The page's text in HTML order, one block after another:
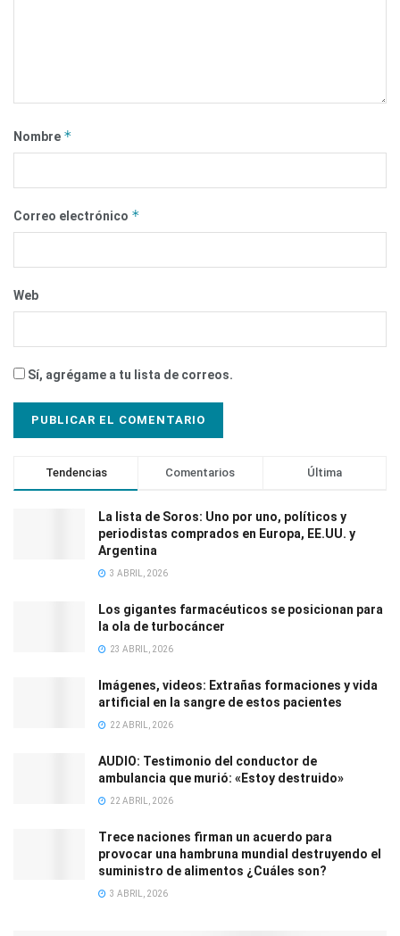
Nombre *
Correo electrónico *
Web
Sí, agrégame a tu lista de correos.
Tendencias Comentarios Última
La lista de Soros: Uno por uno, políticos y
periodistas comprados en Europa, EE.UU. y
Argentina
3 ABRIL, 2026
Los gigantes farmacéuticos se posicionan para
la ola de turbocáncer
23 ABRIL, 2026
Imágenes, videos: Extrañas formaciones y vida
artificial en la sangre de estos pacientes
22 ABRIL, 2026
AUDIO: Testimonio del conductor de
ambulancia que murió: «Estoy destruido»
22 ABRIL, 2026
Trece naciones firman un acuerdo para
provocar una hambruna mundial destruyendo el
suministro de alimentos ¿Cuáles son?
3 ABRIL, 2026